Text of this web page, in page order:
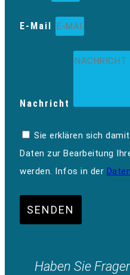
E-Mail
Nachricht
Sie erklären sich
Daten zur Bearbeitung
werden. Infos in der
SENDEN
Haben Sie